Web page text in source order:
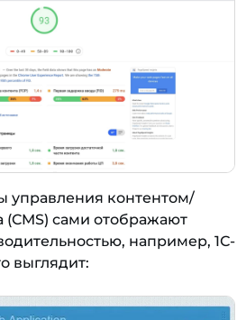
управления контентом/
(CMS) сами отображают
например, 1С-
выглядит: